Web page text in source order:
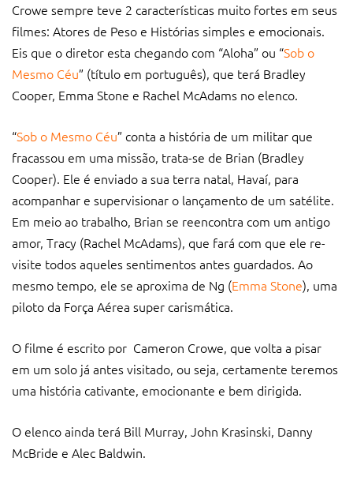
Crowe sempre teve 2 características muito fortes em seus
filmes: Atores de Peso e Histórias simples e emocionais.
Eis que o diretor esta chegando com “Aloha” ou “Sob o
Mesmo Céu” (título em português), que terá Bradley
Cooper, Emma Stone e Rachel McAdams no elenco.
“Sob o Mesmo Céu” conta a história de um militar que
fracassou em uma missão, trata-se de Brian (Bradley
Cooper). Ele é enviado a sua terra natal, Havaí, para
acompanhar e supervisionar o lançamento de um satélite.
Em meio ao trabalho, Brian se reencontra com um antigo
amor, Tracy (Rachel McAdams), que fará com que ele re-
visite todos aqueles sentimentos antes guardados. Ao
mesmo tempo, ele se aproxima de Ng (Emma Stone), uma
piloto da Força Aérea super carismática.
O filme é escrito por Cameron Crowe, que volta a pisar
em um solo já antes visitado, ou seja, certamente teremos
uma história cativante, emocionante e bem dirigida.
O elenco ainda terá Bill Murray, John Krasinski, Danny
McBride e Alec Baldwin.